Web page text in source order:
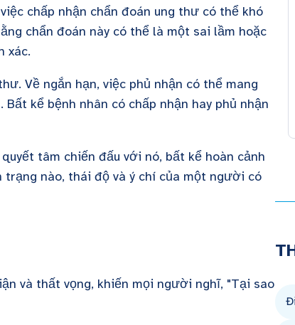
chấp nhận chẩn đoán ung thư có thể khó
chẩn đoán này có thể là một sai lầm hoặc
xác.
Về ngắn hạn, việc phủ nhận có thể mang
kể bệnh nhân có chấp nhận hay phủ nhận
tâm chiến đấu với nó, bất kể hoàn cảnh
nào, thái độ và ý chí của một người có
và thất vọng, khiến mọi người nghĩ, "Tại sao